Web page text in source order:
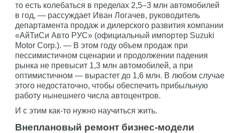
то есть колебаться в пределах 2,5–3 млн автомобилей
в год, — рассуждает Иван Логачев, руководитель
департамента продаж и дилерского развития компании
«АйТиСи Авто РУС» (официальный импортер Suzuki
Motor Corp.). — В этом году объем продаж при
пессимистичном сценарии и продолжении падения
рынка не превысит 1,3 млн автомобилей, а при
оптимистичном — вырастет до 1,6 млн. В любом случае
этого недостаточно, чтобы обеспечить прибыльную
работу нынешнего числа автоцентров.
И с этим как-то нужно научиться жить.
Внеплановый ремонт бизнес-модели